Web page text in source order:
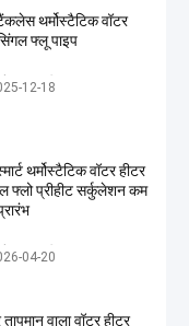
थर्मोस्टैटिक वॉटर
फ्लू पाइप
वॉटर हीटर
12-18
थर्मोस्टैटिक वॉटर हीटर
फ्लो प्रीहीट सर्कुलेशन कम
वॉटर हीटर
04-20
वाला वॉटर हीटर